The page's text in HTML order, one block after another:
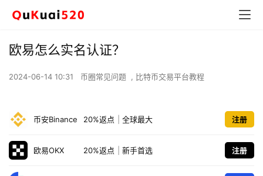
欧易怎么实名认证？
2024-06-14 10:31 币圈常见问题 , 比特币交易平台教程
币安Binance 20%返点 全球最大 注册
欧易OKX 20%返点 新手首选 注册